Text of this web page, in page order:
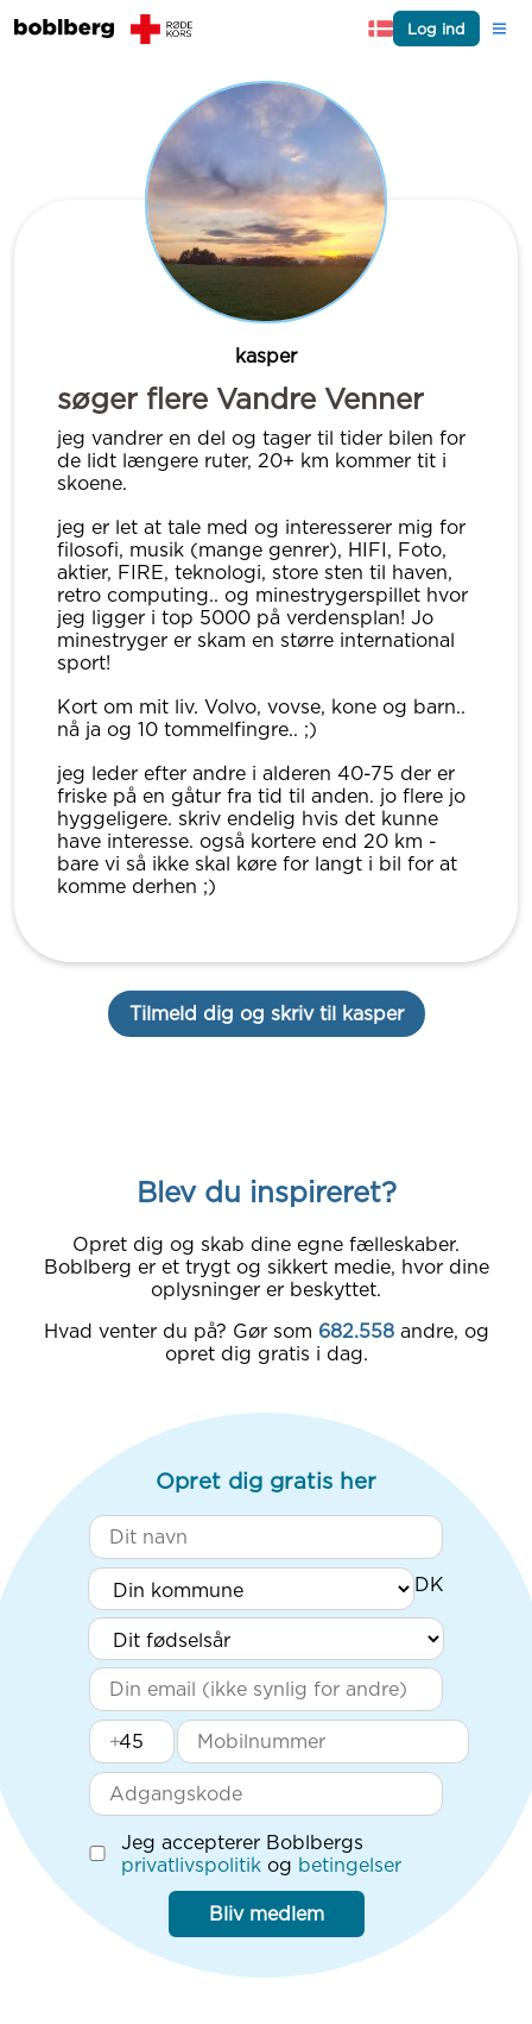
Log ind
kasper
søger flere Vandre Venner
jeg vandrer en del og tager til tider bilen for
de lidt længere ruter, 20+ km kommer tit i
skoene.
jeg er let at tale med og interesserer mig for
filosofi, musik (mange genrer), HIFI, Foto,
aktier, FIRE, teknologi, store sten til haven,
retro computing.. og minestrygerspillet hvor
jeg ligger i top 5000 på verdensplan! Jo
minestryger er skam en større international
sport!
Kort om mit liv. Volvo, vovse, kone og barn..
nå ja og 10 tommelfingre.. ;)
jeg leder efter andre i alderen 40-75 der er
friske på en gåtur fra tid til anden. jo flere jo
hyggeligere. skriv endelig hvis det kunne
have interesse. også kortere end 20 km -
bare vi så ikke skal køre for langt i bil for at
komme derhen ;)
Tilmeld dig og skriv til kasper
Blev du inspireret?
Opret dig og skab dine egne fælleskaber.
Boblberg er et trygt og sikkert medie, hvor dine
oplysninger er beskyttet.
Hvad venter du på? Gør som 682.558 andre, og
opret dig gratis i dag.
Opret dig gratis her
+
Jeg accepterer Boblbergs
privatlivspolitik og betingelser
Bliv medlem